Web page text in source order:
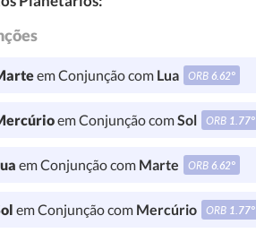
em Conjunção com Lua ORB6.62°
em Conjunção comSol ORB 1.77°
em Conjunção com Marte ORB6.62°
em Conjunção com Mercúrio ORB 1.77°